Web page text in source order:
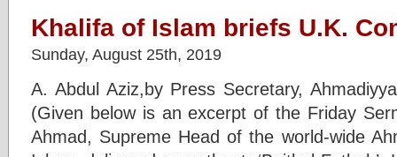
Khalifa of Islam briefs U.K.
Sunday, August 25th, 2019
A. Abdul Aziz,by Press Secretary,
(Given below is an excerpt of the Friday
Ahmad, Supreme Head of the world-wide